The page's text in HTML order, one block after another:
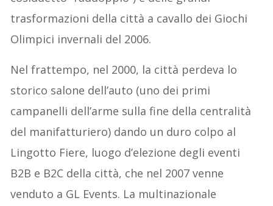
trasformazioni della città a cavallo dei Giochi
Olimpici invernali del 2006.
Nel frattempo, nel 2000, la città perdeva lo
storico salone dell’auto (uno dei primi
campanelli dell’arme sulla fine della centralità
del manifatturiero) dando un duro colpo al
Lingotto Fiere, luogo d’elezione degli eventi
B2B e B2C della città, che nel 2007 venne
venduto a GL Events. La multinazionale